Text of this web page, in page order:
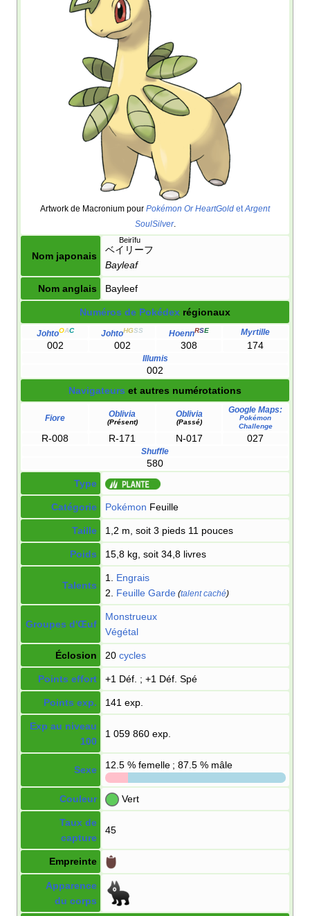
Artwork de Macronium pour Pokémon Or HeartGold et Argent
SoulSilver.
Nom japonais
ベイリーフ
Beirīfu
Bayleaf
Nom anglais Bayleef
Numéros de Pokédex régionaux
JohtoOAC JohtoHGSS HoennRSE Myrtille
002 002 308 174
Illumis
002
Navigateurs et autres numérotations
Fiore Oblivia
(Présent)
Oblivia
(Passé)
Google Maps:
Pokémon
Challenge
R-008 R-171 N-017 027
Shuffle
580
Type
Catégorie Pokémon Feuille
Taille 1,2 m, soit 3 pieds 11 pouces
Poids 15,8 kg, soit 34,8 livres
Talents
1. Engrais
2. Feuille Garde (talent caché)
Groupes d'Œuf
Monstrueux
Végétal
Éclosion 20 cycles
Points effort +1 Déf. ; +1 Déf. Spé
Points exp. 141 exp.
Exp au niveau
100
1 059 860 exp.
Sexe 12.5 % femelle ; 87.5 % mâle
Couleur Vert
Taux de
capture
45
Empreinte
Apparence
du corps